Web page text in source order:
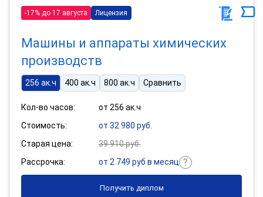
-17% до 17 августа Лицензия
Машины и аппараты химических
производств
256 ак.ч 400 ак.ч 800 ак.ч Сравнить
Кол-во часов:
от 256 ак.ч
Стоимость:
от 32 980 руб.
Старая цена:
39 910 руб.
Рассрочка:
от 2 749 руб в месяц
Получить диплом